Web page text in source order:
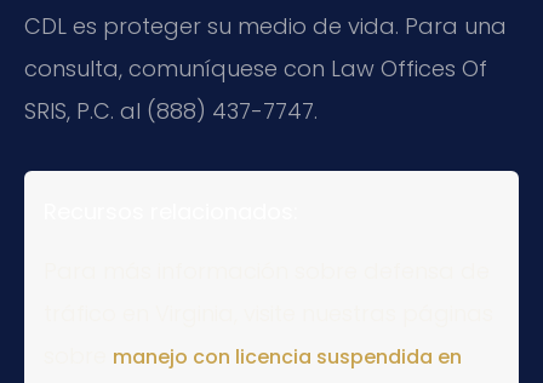
CDL es proteger su medio de vida. Para una
consulta, comuníquese con Law Offices Of
SRIS, P.C. al (888) 437-7747.
manejo con licencia suspendida en